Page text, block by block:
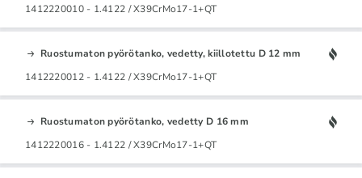
1412220010 - 1.4122 / X39CrMo17-1+QT
Ruostumaton pyörötanko, vedetty, kiillotettu D 12 mm
1412220012 - 1.4122 / X39CrMo17-1+QT
Ruostumaton pyörötanko, vedetty D 16 mm
1412220016 - 1.4122 / X39CrMo17-1+QT